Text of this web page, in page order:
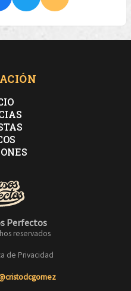
Perfectos
reservados
de Privacidad